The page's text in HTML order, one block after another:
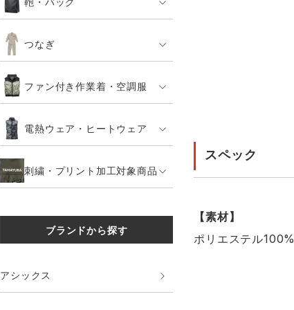
つなぎ
ファン付き作業着・空調服
電熱ウェア・ヒートウェア
刺繍・プリント加工対象商品
ブランドから探す
アシックス
スペック
【素材】
ポリエステル100%